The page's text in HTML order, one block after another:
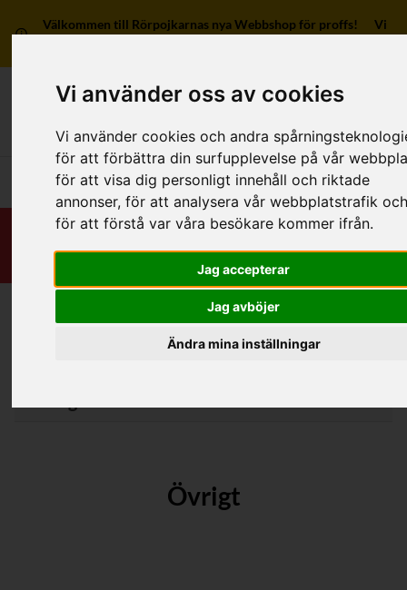
Vi använder oss av cookies
Vi använder cookies och andra
för att förbättra din surfupplevelse på vår
för att visa dig personligt innehåll och riktade
annonser, för att analysera vår webbplatstrafik
för att förstå var våra besökare kommer ifrån.
Jag accepterar
Jag avböjer
Ändra mina inställningar
Välkommen till Rörpojkarnas nya Webbshop för proffs! Vi
Huvudmeny
/ RSK-Kategorier / Rördelar & Kopplingar
/
Tillbehör/Reservdelar/Övrigt /
Övrigt